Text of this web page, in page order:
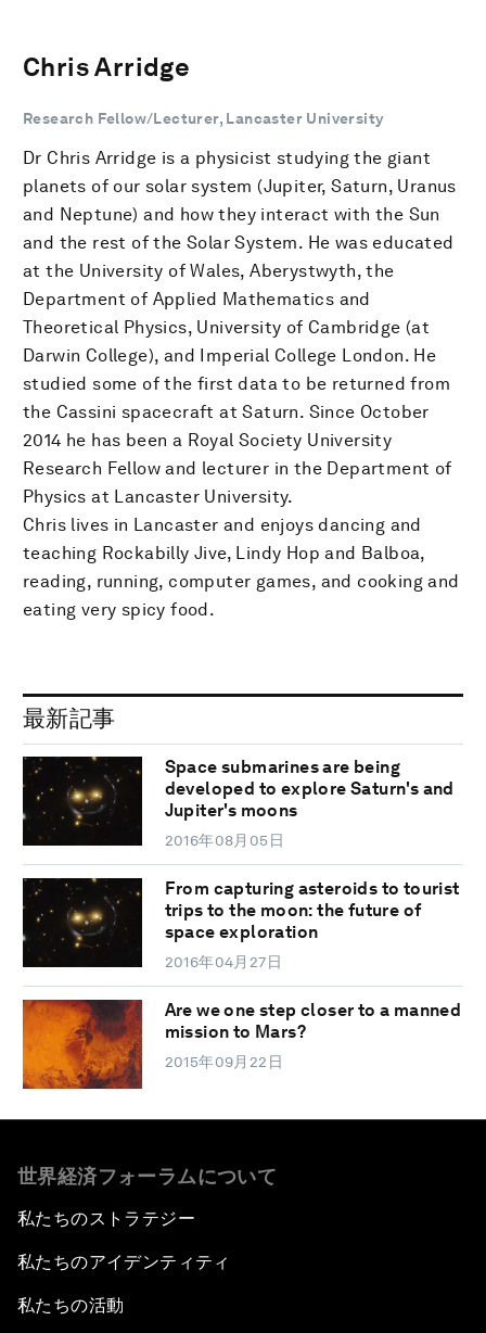
Chris Arridge
Research Fellow/Lecturer, Lancaster University
Dr Chris Arridge is a physicist studying the giant
planets of our solar system (Jupiter, Saturn, Uranus
and Neptune) and how they interact with the Sun
and the rest of the Solar System. He was educated
at the University of Wales, Aberystwyth, the
Department of Applied Mathematics and
Theoretical Physics, University of Cambridge (at
Darwin College), and Imperial College London. He
studied some of the first data to be returned from
the Cassini spacecraft at Saturn. Since October
2014 he has been a Royal Society University
Research Fellow and lecturer in the Department of
Physics at Lancaster University.
Chris lives in Lancaster and enjoys dancing and
teaching Rockabilly Jive, Lindy Hop and Balboa,
reading, running, computer games, and cooking and
eating very spicy food.
最新記事
Space submarines are being
developed to explore Saturn's and
Jupiter's moons
2016年08月05日
From capturing asteroids to tourist
trips to the moon: the future of
space exploration
2016年04月27日
Are we one step closer to a manned
mission to Mars?
2015年09月22日
世界経済フォーラムについて
私たちのストラテジー
私たちのアイデンティティ
私たちの活動